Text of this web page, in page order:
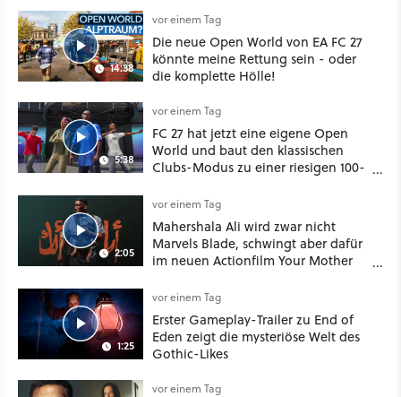
14:38
vor einem Tag
Die neue Open World von EA FC 27
könnte meine Rettung sein - oder
die komplette Hölle!
5:38
vor einem Tag
FC 27 hat jetzt eine eigene Open
World und baut den klassischen
Clubs-Modus zu einer riesigen 100-
2:05
vor einem Tag
Mahershala Ali wird zwar nicht
Marvels Blade, schwingt aber dafür
im neuen Actionfilm Your Mother
Schwert
1:25
vor einem Tag
Erster Gameplay-Trailer zu End of
Eden zeigt die mysteriöse Welt des
Gothic-Likes
vor einem Tag